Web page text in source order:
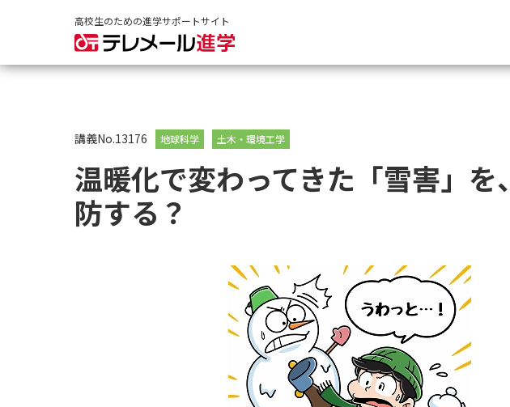
高校生のための進学サポートサイト
講義No.13176 地球科学 土木・環境工学
温暖化で変わってきた「雪害」を
防する？